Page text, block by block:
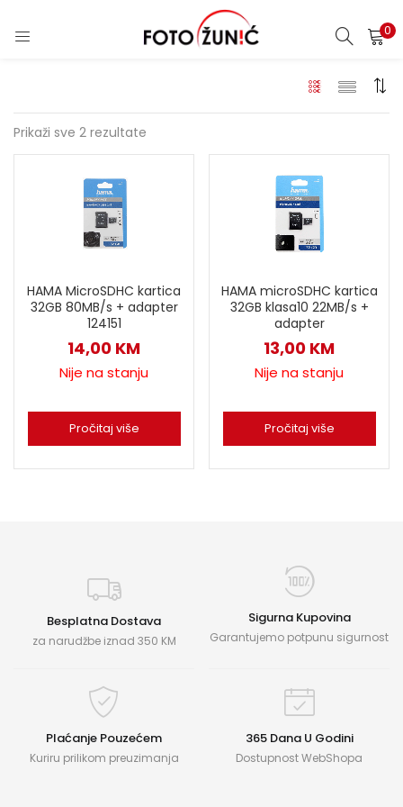
0
Prikaži sve 2 rezultate
HAMA MicroSDHC kartica
32GB 80MB/s + adapter
124151
14,00 KM
Nije na stanju
Pročitaj više
HAMA microSDHC kartica
32GB klasa10 22MB/s +
adapter
13,00 KM
Nije na stanju
Pročitaj više
Besplatna Dostava
za narudžbe iznad 350 KM
Sigurna Kupovina
Garantujemo potpunu sigurnost
Plaćanje Pouzećem
Kuriru prilikom preuzimanja
365 Dana U Godini
Dostupnost WebShopa